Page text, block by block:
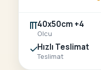
40x50cm +4
Olcu
Hızlı Teslimat
Teslimat